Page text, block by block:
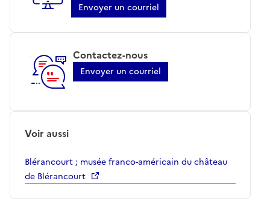
Envoyer un courriel
Contactez-nous
Envoyer un courriel
Voir aussi
Blérancourt ; musée franco-américain du château
de Blérancourt